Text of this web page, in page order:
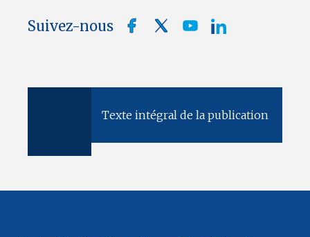
Suivez-nous
Texte intégral de la publication